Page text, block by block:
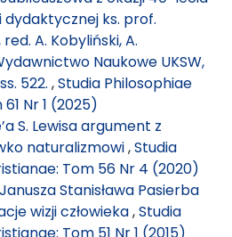
ks. prof.
A. Kobyliński, A.
Naukowe UKSW,
522. ,Studia Philosophiae
Nr 1 (2025)
S. Lewisa argument z
naturalizmowi,Studia
Tom 56 Nr 4 (2020)
Janusza Stanisława Pasierba
wizji człowieka,Studia